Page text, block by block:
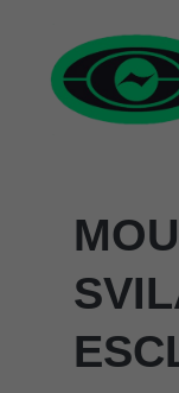
contenuto